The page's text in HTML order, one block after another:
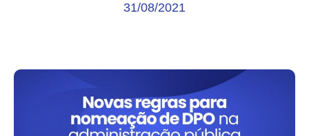
31/08/2021